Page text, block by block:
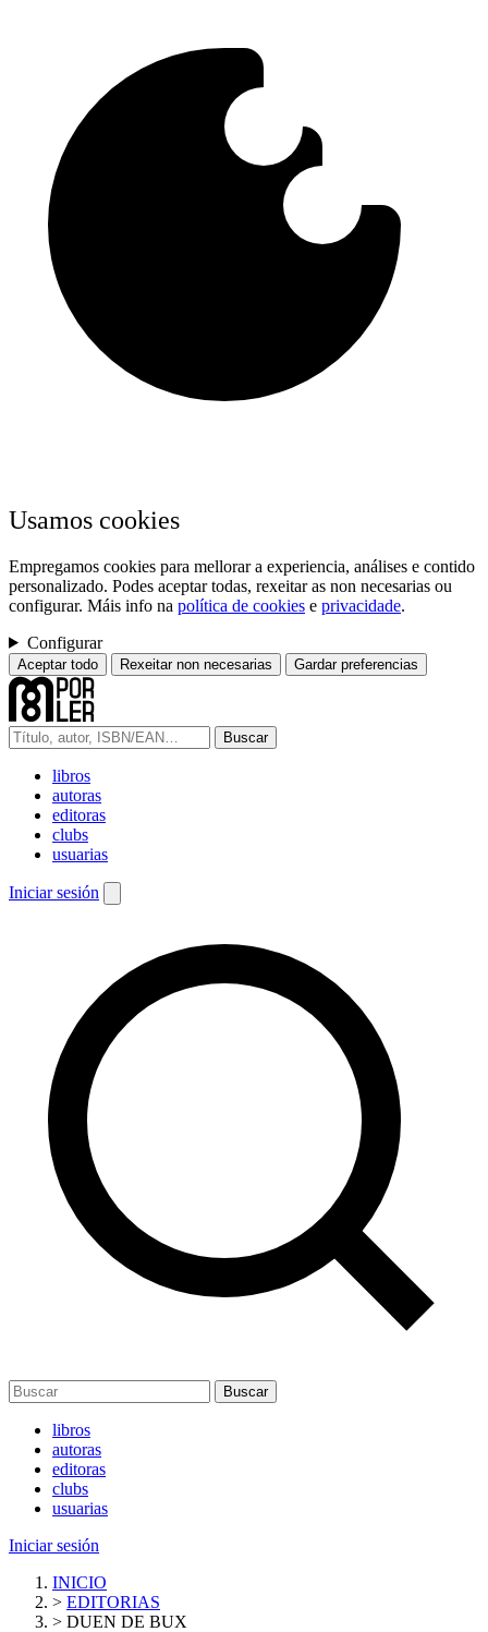
Usamos cookies
Empregamos cookies para mellorar a experiencia, análises e contido
personalizado. Podes aceptar todas, rexeitar as non necesarias ou
configurar. Máis info na política de cookies e privacidade.
Configurar
Aceptar todo Rexeitar non necesarias Gardar preferencias
Buscar
libros
autoras
editoras
clubs
usuarias
Iniciar sesión
Buscar
libros
autoras
editoras
clubs
usuarias
Iniciar sesión
INICIO
> EDITORIAS
> DUEN DE BUX